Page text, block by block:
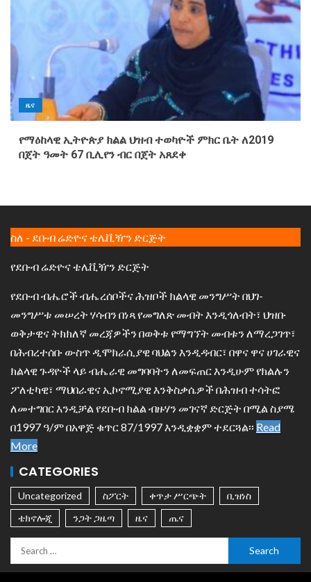
ዜና
የማዕከላዊ ኢትዮጵያ ክልል ህዝብ ተወካዮች ምክር ቤት ለ2019
በጀት ዓመት 67 ቢሊየን ብር በጀት አጸደቀ
ስለ - ደቡብ ሬድዮና ቴሌቪዥን ድርጅት
የደቡብ ሬድዮና ቴሌቪዥን ድርጅት
የደቡብ ብሔሮች ብሔረሰቦችና ሕዝቦች ክልላዊ መንግሥት በህገ-
መንግሥቱ መሠረት ሃሳብን በነጻ የመግለጽ መብት እንዲጎለብት፣ ህዝቡ
ወቅታዊና ትክክለኛ መረጃዎችን በወቅቱ የማግኘት መብቱን ለማረጋገጥ፣
በሕብረተሰቡ ውስጥ ዲሞክራሲያዊ ባህልን እንዲዳብር፣ በዋና ዋና ሀገራዊና
ክልላዊ ጉዳዮች ላይ ብሔራዊ መግባባትን ለመፍጠር እንዲሁም የክልሉን
ፖለቲካዊ፣ ማህበራዊና ኢኮኖሚያዊ እንቅስቃሴዎች በሕዝብ ተሳትፎ
ለመተግበር እንዲቻል የደቡብ ክልል ብዙሃን መገናኛ ድርጅት በሚል ስያሜ
በ1997 ዓ/ም በአዋጅ ቁጥር 87/1997 እንዲቋቋም ተደርጓል፡፡ Read
More
CATEGORIES
Uncategorized ስፖርት ቀጥታ ሥርጭት
ቢዝነስ
ቴክኖሎጂ
ንጋት ጋዜጣ ዜና ጤና